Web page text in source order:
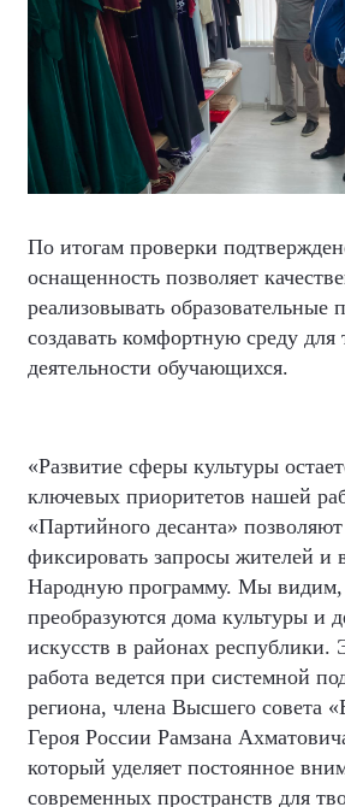
По итогам проверки
оснащенность позволяет
реализовывать образовательные
создавать комфортную среду для
деятельности обучающихся.
«Развитие сферы культуры
ключевых приоритетов нашей
«Партийного десанта»
фиксировать запросы жителей и
Народную программу. Мы видим,
преобразуются дома культуры и
искусств в районах республики.
работа ведется при системной
региона, члена Высшего совета
Героя России Рамзана
который уделяет постоянное
современных пространств для